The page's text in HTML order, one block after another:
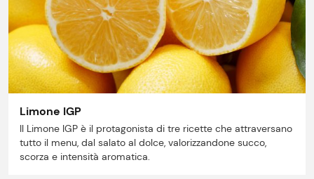
Limone IGP
Il Limone IGP è il protagonista di tre ricette che attraversano
tutto il menu, dal salato al dolce, valorizzandone succo,
scorza e intensità aromatica.